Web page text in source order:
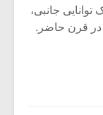
جانبی،
در قرن حاضر.